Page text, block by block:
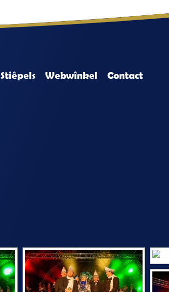
Stiêpels Webwînkel Contact